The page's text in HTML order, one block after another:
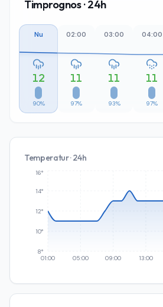
Timprognos · 24h
Nu
12
90%
02:00
11
97%
03:00
11
93%
04:00
11
97%
Temperatur · 24h
01:00 05:00 09:00 13:00
8°
10°
12°
14°
16°